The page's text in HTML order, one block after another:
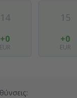
14
+0
EUR
15
+0
EUR